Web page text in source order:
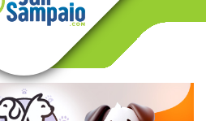
v
g